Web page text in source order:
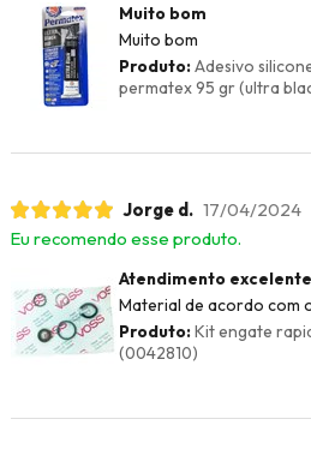
Muito bom
Muito bom
Produto:Adesivo
permatex 95 gr (ultra
Jorge d. 17/04/2024
Eu recomendo esse produto.
Atendimento
Material de acordo com
Produto:Kit engate
(0042810)